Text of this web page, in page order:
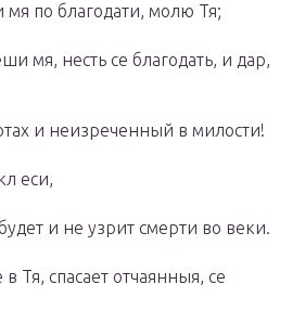
мя по благодати, молю Тя;
мя, несть се благодать, и дар,
и неизреченный в милости!
еси,
и не узрит смерти во веки.
Тя, спасает отчаянныя, се